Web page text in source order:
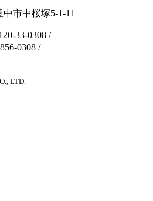
中市中桜塚5-1-11
33-0308 /
0308 /
LTD.